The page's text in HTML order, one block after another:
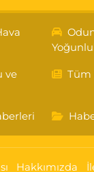
ve
Tüm
Hakkımızda